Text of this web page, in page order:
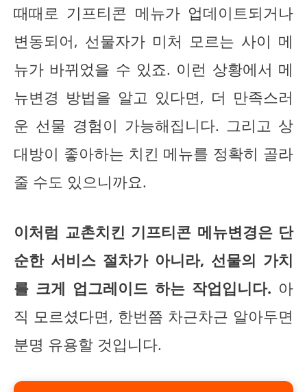
때때로 기프티콘 메뉴가 업데이트되거나
변동되어, 선물자가 미처 모르는 사이 메
뉴가 바뀌었을 수 있죠. 이런 상황에서 메
뉴변경 방법을 알고 있다면, 더 만족스러
운 선물 경험이 가능해집니다. 그리고 상
대방이 좋아하는 치킨 메뉴를 정확히 골라
줄 수도 있으니까요.
이처럼 교촌치킨 기프티콘 메뉴변경은 단
순한 서비스 절차가 아니라, 선물의 가치
를 크게 업그레이드 하는 작업입니다. 아
직 모르셨다면, 한번쯤 차근차근 알아두면
분명 유용할 것입니다.